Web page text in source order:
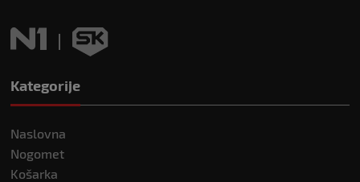
Kategorije
Naslovna
Nogomet
Košarka